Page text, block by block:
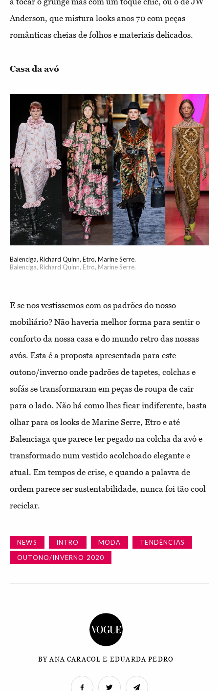
Anderson, que mistura looks anos 70 com peças
românticas cheias de folhos e materiais delicados.
Casa da avó
Balenciga, Richard Quinn, Etro, Marine Serre.
Balenciga, Richard Quinn, Etro, Marine Serre.
E se nos vestíssemos com os padrões do nosso
mobiliário? Não haveria melhor forma para sentir o
conforto da nossa casa e do mundo retro das nossas
avós. Esta é a proposta apresentada para este
outono/inverno onde padrões de tapetes, colchas e
sofás se transformaram em peças de roupa de cair
para o lado. Não há como lhes ficar indiferente, basta
olhar para os looks de Marine Serre, Etro e até
Balenciaga que parece ter pegado na colcha da avó e
transformado num vestido acolchoado elegante e
atual. Em tempos de crise, e quando a palavra de
ordem parece ser sustentabilidade, nunca foi tão cool
reciclar.
NEWS INTRO MODA
TENDÊNCIAS
OUTONO/INVERNO 2020
BY ANA CARACOL E EDUARDA PEDRO